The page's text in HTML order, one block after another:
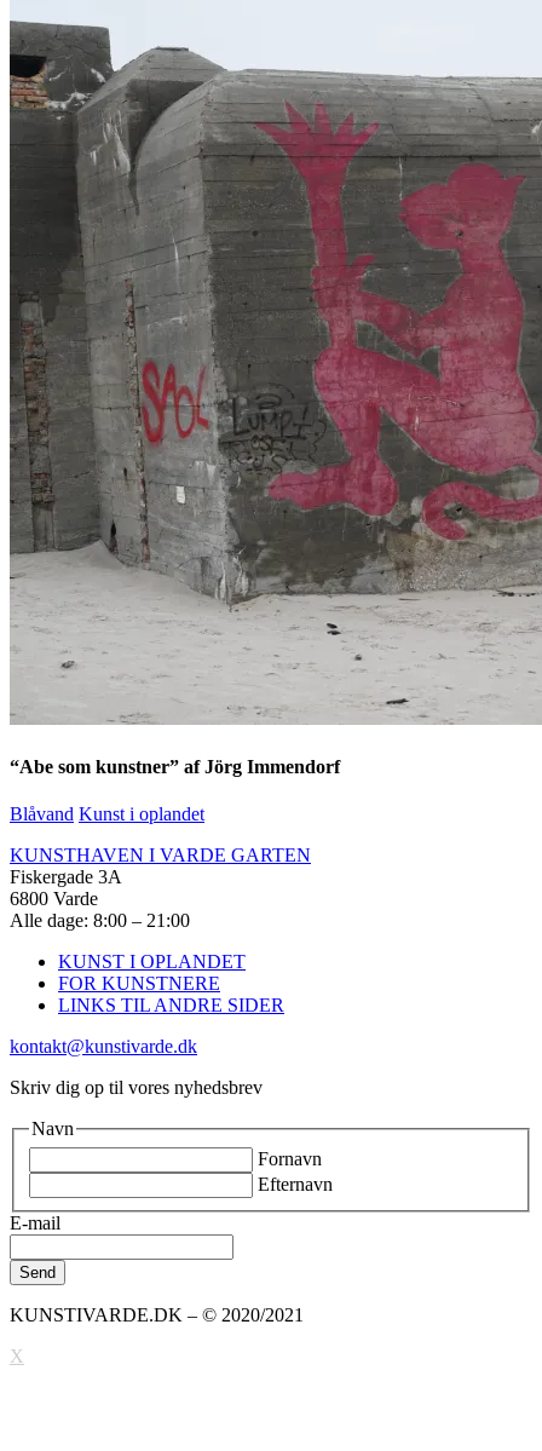
“Abe som kunstner” af Jörg Immendorf
Blåvand Kunst i oplandet
KUNSTHAVEN I VARDE GARTEN
Fiskergade 3A
6800 Varde
Alle dage: 8:00 – 21:00
KUNST I OPLANDET
FOR KUNSTNERE
LINKS TIL ANDRE SIDER
kontakt@kunstivarde.dk
Skriv dig op til vores nyhedsbrev
Navn
Fornavn
Efternavn
E-mail
KUNSTIVARDE.DK – © 2020/2021
X